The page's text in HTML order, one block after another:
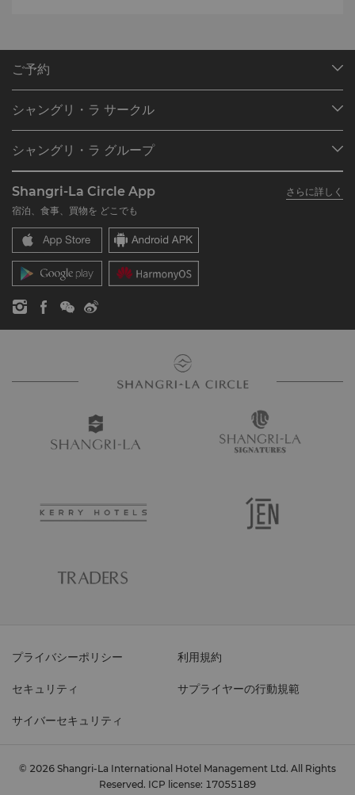
ご予約
ご予約の検索
レストラン＆バー
シャングリ・ラ サークル
シャングリ・ラ サークルに入会
よくあるお問合せや質問
SLCに関するお問い合わせ
シャングリ・ラ グループ
シャングリ・ラ ブランド
シャングリ・ラ センター
レジデンス
お問い合わせ
採用情報
企業の社会的責任
ニュース
Shangri-La Circle App
さらに詳しく
宿泊、食事、買物を どこでも
プライバシーポリシー 利用規約
セキュリティ サプライヤーの行動規範
サイバーセキュリティ
© 2026 Shangri-La International Hotel Management Ltd. All Rights
Reserved. ICP license: 17055189